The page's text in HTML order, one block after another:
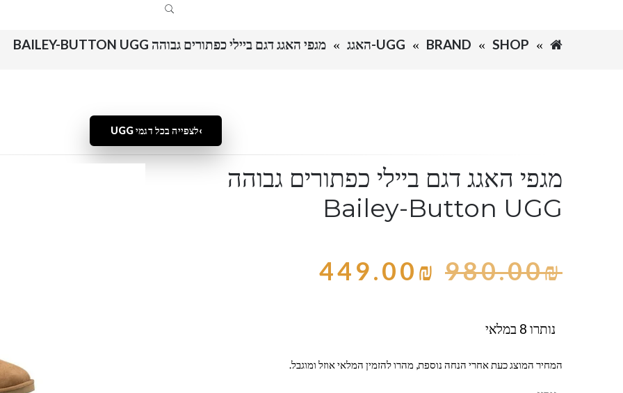
SHOP
BRAND UGG-האגג מגפי האגג דגם ביילי כפתורים גבוהה BAILEY-BUTTON UGG
לצפייה בכל דגמי UGG
מגפי האגג דגם ביילי כפתורים גבוהה
Bailey-Button UGG
980.00₪
449.00₪
נותרו 8 במלאי
המחיר המוצג כעת אחרי הנחה נוספת, מהרו להזמין המלאי אוזל ומוגבל.